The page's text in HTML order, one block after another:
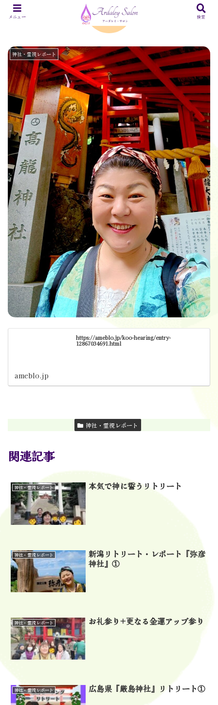
新潟は龍神だらけ？『高龍神社』
神社・霊視レポート
https://ameblo.jp/koo-hearing/entry-
12867034691.html
ameblo.jp
神社・霊視レポート
関連記事
神社・霊視レポート 本気で神に誓うリトリート
神社・霊視レポート
新潟リトリート・レポート『弥彦
神社』①
神社・霊視レポート お礼参り+更なる金運アップ参り
神社・霊視レポート 広島県『厳島神社』リトリート①
メニュー 検索